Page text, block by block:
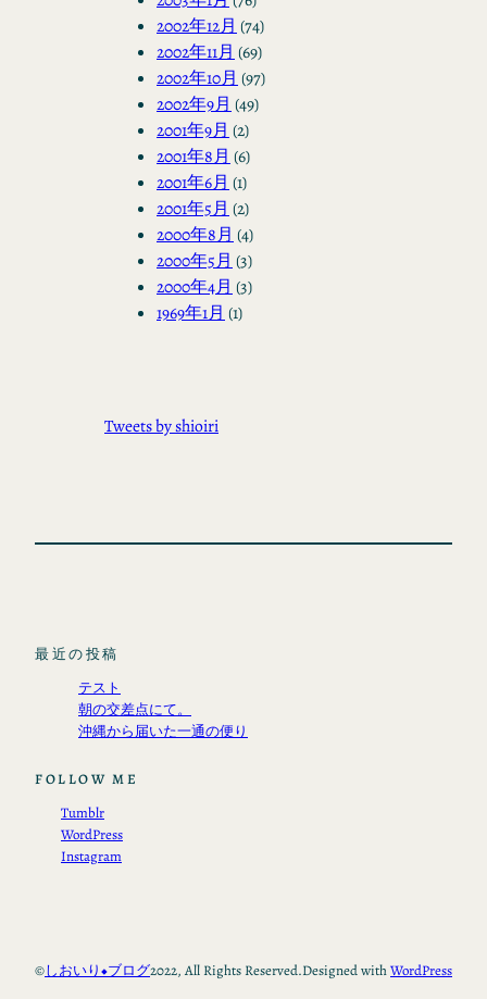
2002年12月 (74)
2002年11月 (69)
2002年10月 (97)
2002年9月 (49)
2001年9月 (2)
2001年8月 (6)
2001年6月 (1)
2001年5月 (2)
2000年8月 (4)
2000年5月 (3)
2000年4月 (3)
1969年1月 (1)
Tweets by shioiri
最近の投稿
テスト
朝の交差点にて。
沖縄から届いた一通の便り
FOLLOW ME
Tumblr
WordPress
Instagram
©しおいり◆ブログ2022, All Rights Reserved.Designed withWordPress